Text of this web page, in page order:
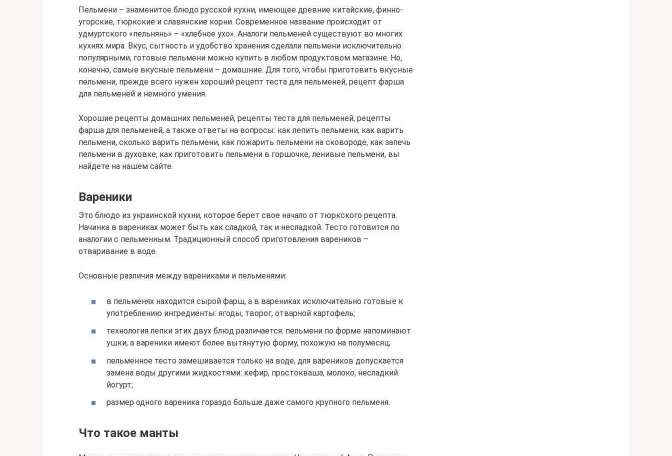
Пельмени – знаменитое блюдо русской кухни, имеющее древние китайские, финно-
угорские, тюркские и славянские корни. Современное название происходит от
удмуртского «пельнянь» – «хлебное ухо». Аналоги пельменей существуют во многих
кухнях мира. Вкус, сытность и удобство хранения сделали пельмени исключительно
популярными, готовые пельмени можно купить в любом продуктовом магазине. Но,
конечно, самые вкусные пельмени – домашние. Для того, чтобы приготовить вкусные
пельмени, прежде всего нужен хороший рецепт теста для пельменей, рецепт фарша
для пельменей и немного умения.
Хорошие рецепты домашних пельменей, рецепты теста для пельменей, рецепты
фарша для пельменей, а также ответы на вопросы: как лепить пельмени, как варить
пельмени, сколько варить пельмени, как пожарить пельмени на сковороде, как запечь
пельмени в духовке, как приготовить пельмени в горшочке, ленивые пельмени, вы
найдете на нашем сайте.
Вареники
Это блюдо из украинской кухни, которое берет свое начало от тюркского рецепта.
Начинка в варениках может быть как сладкой, так и несладкой. Тесто готовится по
аналогии с пельменным. Традиционный способ приготовления вареников –
отваривание в воде.
Основные различия между варениками и пельменями:
в пельменях находится сырой фарш, а в варениках исключительно готовые к
употреблению ингредиенты: ягоды, творог, отварной картофель;
технология лепки этих двух блюд различается: пельмени по форме напоминают
ушки, а вареники имеют более вытянутую форму, похожую на полумесяц;
пельменное тесто замешивается только на воде, для вареников допускается
замена воды другими жидкостями: кефир, простокваша, молоко, несладкий
йогурт;
размер одного вареника гораздо больше даже самого крупного пельменя.
Что такое манты